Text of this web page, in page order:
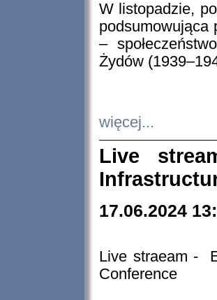
W listopadzie,
podsumowująca
–
Żydów
więcej...
Live
17.06.2024
Live straeam -
Conference